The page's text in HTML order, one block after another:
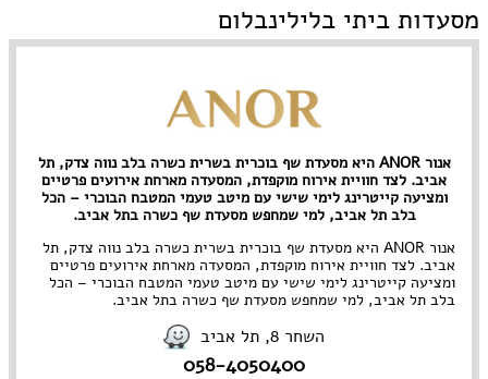
תל אביב
פלורנטין
הארבעה • עזריאלי
ירקון
נווה צדק • מתחם התחנה
נמל תל אביב
מתחם שרונה
קריה
סושי
אירועים
בוכרי
בר מסעדה
גורמה
גרוזיני
הודי
חומוס
חלבי
טאפאס בר
יווני
ים תיכוני
יפני
פיצרייה
צמחוני/ טבעוני
קונדיטוריה
קייטרינג
רוסי
תאילנדי
משלוחים
מסעדות ביתי בלילינבלום
אנור ANOR היא מסעדת שף בוכרית בשרית כשרה בלב נווה צדק, תל
אביב. לצד חוויית אירוח מוקפדת, המסעדה מארחת אירועים פרטיים
ומציעה קייטרינג לימי שישי עם מיטב טעמי המטבח הבוכרי – הכל
בלב תל אביב, למי שמחפש מסעדת שף כשרה בתל אביב.
אנור ANOR היא מסעדת שף בוכרית בשרית כשרה בלב נווה צדק, תל
אביב. לצד חוויית אירוח מוקפדת, המסעדה מארחת אירועים פרטיים
ומציעה קייטרינג לימי שישי עם מיטב טעמי המטבח הבוכרי – הכל
בלב תל אביב, למי שמחפש מסעדת שף כשרה בתל אביב.
השחר 8, תל אביב
058-4050400